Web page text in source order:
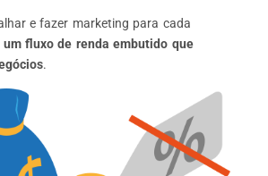
e fazer marketing para cada
um fluxo de renda embutido que
.